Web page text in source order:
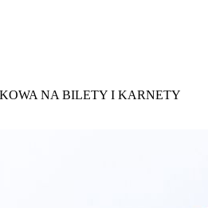
NA BILETY I KARNETY